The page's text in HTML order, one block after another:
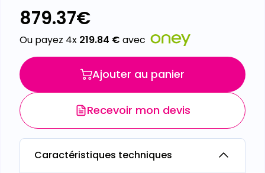
879.37€
Ou payez 4x 219.84 € avec
Ajouter au panier
Recevoir mon devis
Caractéristiques techniques